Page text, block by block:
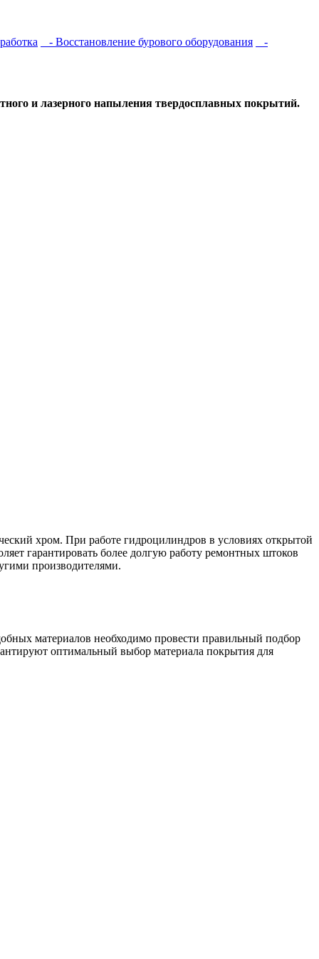
- Восстановление бурового оборудования
-
и лазерного напыления твердосплавных покрытий.
хром. При работе гидроцилиндров в условиях открытой
гарантировать более долгую работу ремонтных штоков
производителями.
материалов необходимо провести правильный подбор
оптимальный выбор материала покрытия для